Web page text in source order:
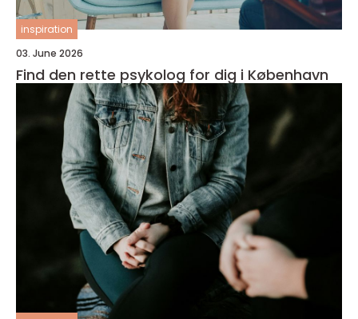
inspiration
03. June 2026
Find den rette psykolog for dig i København